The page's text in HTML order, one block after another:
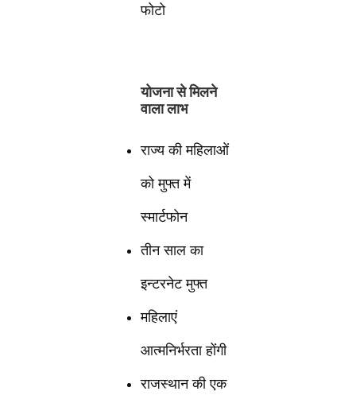
फोटो
योजना से मिलने
वाला लाभ
राज्य की महिलाओं
को मुफ्त में
स्मार्टफोन
तीन साल का
इन्टरनेट मुफ्त
महिलाएं
आत्मनिर्भरता होंगी
राजस्थान की एक